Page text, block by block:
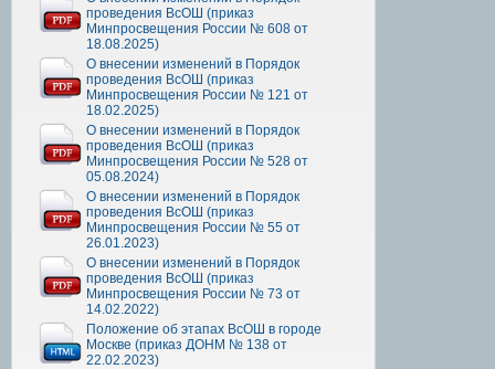
проведения ВсОШ (приказ
Минпросвещения России № 608 от
18.08.2025)
О внесении изменений в Порядок
проведения ВсОШ (приказ
Минпросвещения России № 121 от
18.02.2025)
О внесении изменений в Порядок
проведения ВсОШ (приказ
Минпросвещения России № 528 от
05.08.2024)
О внесении изменений в Порядок
проведения ВсОШ (приказ
Минпросвещения России № 55 от
26.01.2023)
О внесении изменений в Порядок
проведения ВсОШ (приказ
Минпросвещения России № 73 от
14.02.2022)
Положение об этапах ВсОШ в городе
Москве (приказ ДОНМ № 138 от
22.02.2023)